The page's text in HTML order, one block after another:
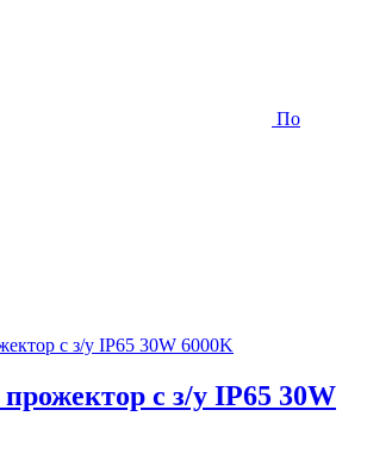
По
с з/у IP65 30W